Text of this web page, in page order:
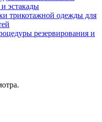
эстакады
трикотажной одежды для
резервирования и